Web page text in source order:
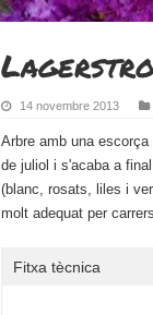
14 novembre 2013
Arbre amb una
de juliol i s'acaba a
(blanc, rosats, liles i
molt adequat per
Fitxa tècnica